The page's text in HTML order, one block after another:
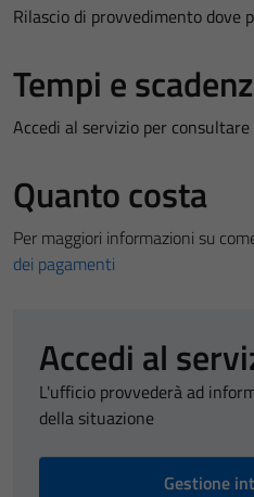
Rilascio di provvedimento dove
Tempi e
Accedi al servizio per
Quanto costa
Per maggiori informazioni su
dei pagamenti
Accedi al
L'ufficio provvederà ad
della situazione
Gestione